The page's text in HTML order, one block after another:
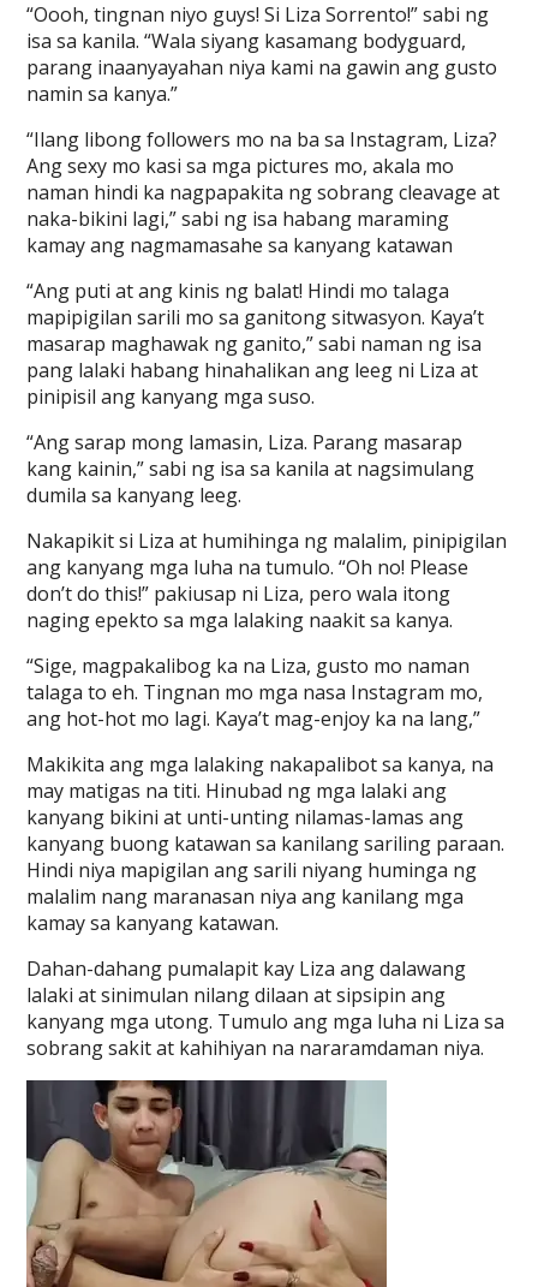
“Oooh, tingnan niyo guys! Si Liza Sorrento!” sabi ng
isa sa kanila. “Wala siyang kasamang bodyguard,
parang inaanyayahan niya kami na gawin ang gusto
namin sa kanya.”
“Ilang libong followers mo na ba sa Instagram, Liza?
Ang sexy mo kasi sa mga pictures mo, akala mo
naman hindi ka nagpapakita ng sobrang cleavage at
naka-bikini lagi,” sabi ng isa habang maraming
kamay ang nagmamasahe sa kanyang katawan
“Ang puti at ang kinis ng balat! Hindi mo talaga
mapipigilan sarili mo sa ganitong sitwasyon. Kaya’t
masarap maghawak ng ganito,” sabi naman ng isa
pang lalaki habang hinahalikan ang leeg ni Liza at
pinipisil ang kanyang mga suso.
“Ang sarap mong lamasin, Liza. Parang masarap
kang kainin,” sabi ng isa sa kanila at nagsimulang
dumila sa kanyang leeg.
Nakapikit si Liza at humihinga ng malalim, pinipigilan
ang kanyang mga luha na tumulo. “Oh no! Please
don’t do this!” pakiusap ni Liza, pero wala itong
naging epekto sa mga lalaking naakit sa kanya.
“Sige, magpakalibog ka na Liza, gusto mo naman
talaga to eh. Tingnan mo mga nasa Instagram mo,
ang hot-hot mo lagi. Kaya’t mag-enjoy ka na lang,”
Makikita ang mga lalaking nakapalibot sa kanya, na
may matigas na titi. Hinubad ng mga lalaki ang
kanyang bikini at unti-unting nilamas-lamas ang
kanyang buong katawan sa kanilang sariling paraan.
Hindi niya mapigilan ang sarili niyang huminga ng
malalim nang maranasan niya ang kanilang mga
kamay sa kanyang katawan.
Dahan-dahang pumalapit kay Liza ang dalawang
lalaki at sinimulan nilang dilaan at sipsipin ang
kanyang mga utong. Tumulo ang mga luha ni Liza sa
sobrang sakit at kahihiyan na nararamdaman niya.